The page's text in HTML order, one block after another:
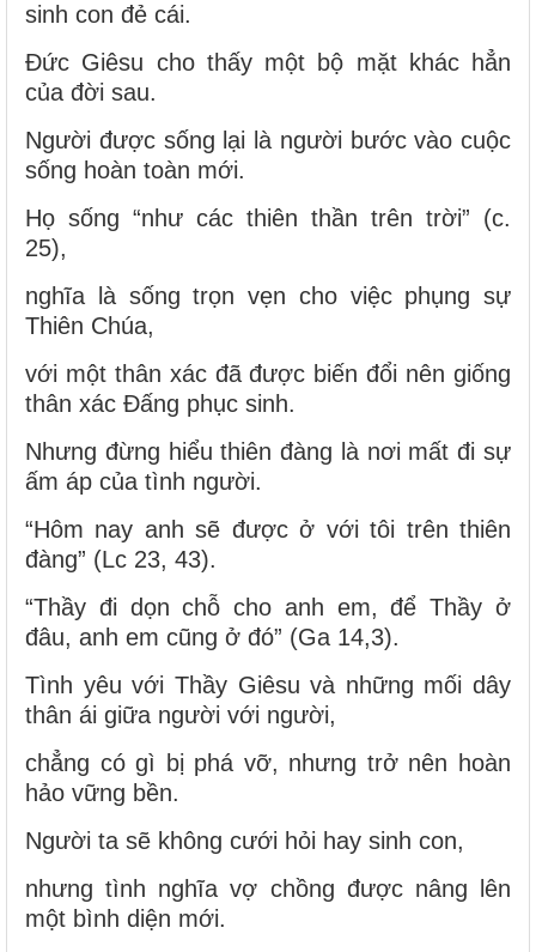
sinh con đẻ cái.
Đức Giêsu cho thấy một bộ mặt khác hẳn
của đời sau.
Người được sống lại là người bước vào cuộc
sống hoàn toàn mới.
Họ sống “như các thiên thần trên trời” (c.
25),
nghĩa là sống trọn vẹn cho việc phụng sự
Thiên Chúa,
với một thân xác đã được biến đổi nên giống
thân xác Đấng phục sinh.
Nhưng đừng hiểu thiên đàng là nơi mất đi sự
ấm áp của tình người.
“Hôm nay anh sẽ được ở với tôi trên thiên
đàng” (Lc 23, 43).
“Thầy đi dọn chỗ cho anh em, để Thầy ở
đâu, anh em cũng ở đó” (Ga 14,3).
Tình yêu với Thầy Giêsu và những mối dây
thân ái giữa người với người,
chẳng có gì bị phá vỡ, nhưng trở nên hoàn
hảo vững bền.
Người ta sẽ không cưới hỏi hay sinh con,
nhưng tình nghĩa vợ chồng được nâng lên
một bình diện mới.